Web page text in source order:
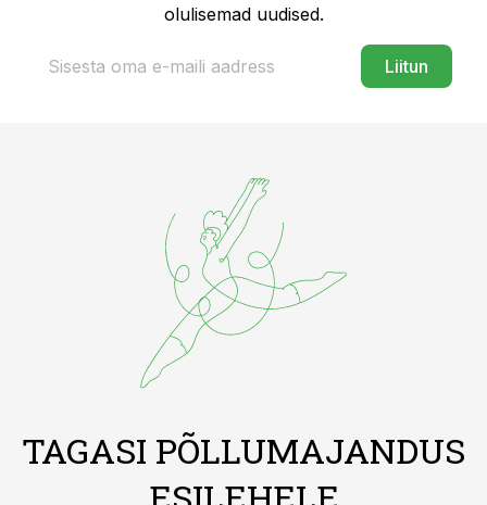
olulisemad uudised.
Liitun
TAGASI PÕLLUMAJANDUS